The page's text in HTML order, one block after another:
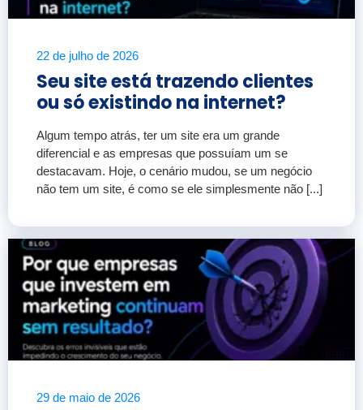
22 de julho de 2026
Seu site está trazendo clientes
ou só existindo na internet?
Algum tempo atrás, ter um site era um grande
diferencial e as empresas que possuíam um se
destacavam. Hoje, o cenário mudou, se um negócio
não tem um site, é como se ele simplesmente não [...]
29 de maio de 2026